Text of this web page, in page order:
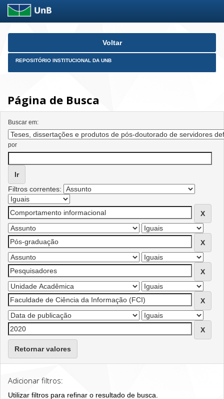
Skip
Voltar
REPOSITÓRIO INSTITUCIONAL DA UNB
Página de Busca
Buscar em:
por
Filtros correntes:
Retornar valores
Adicionar filtros:
Utilizar filtros para refinar o resultado de busca.